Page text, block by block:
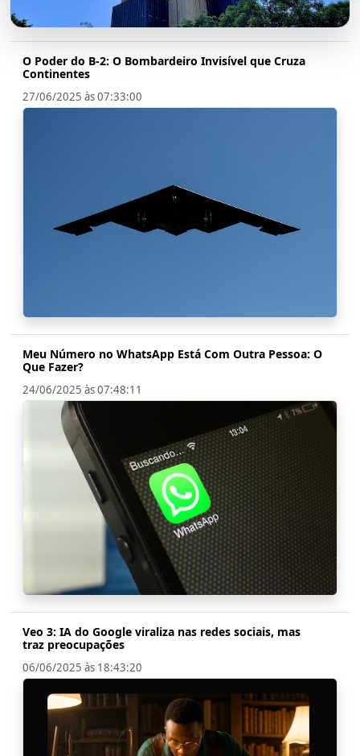
O Poder do B-2: O Bombardeiro Invisível que Cruza
Continentes
27/06/2025 às 07:33:00
Meu Número no WhatsApp Está Com Outra Pessoa: O
Que Fazer?
24/06/2025 às 07:48:11
Veo 3: IA do Google viraliza nas redes sociais, mas
traz preocupações
06/06/2025 às 18:43:20